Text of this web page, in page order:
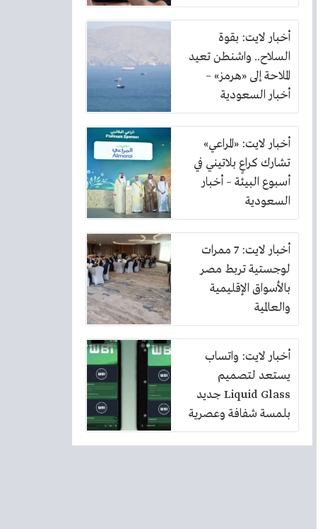
الكهرباء
أخبار لايت: بقوة
السلاح.. واشنطن تعيد
الملاحة إلى «هرمز» –
أخبار السعودية
أخبار لايت: «المراعي»
تشارك كراعٍ بلاتيني في
أسبوع البيئة – أخبار
السعودية
أخبار لايت: 7 ممرات
لوجستية تربط مصر
بالأسواق الإقليمية
والعالمية
أخبار لايت: واتساب
يستعد لتصميم
Liquid Glass جديد
بلمسة شفافة وعصرية